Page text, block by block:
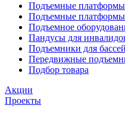
Подъемные платформы
Подъемные платформы
Подъемное
Пандусы для
Подъемники для
Передвижные
Подбор товара
Акции
Проекты